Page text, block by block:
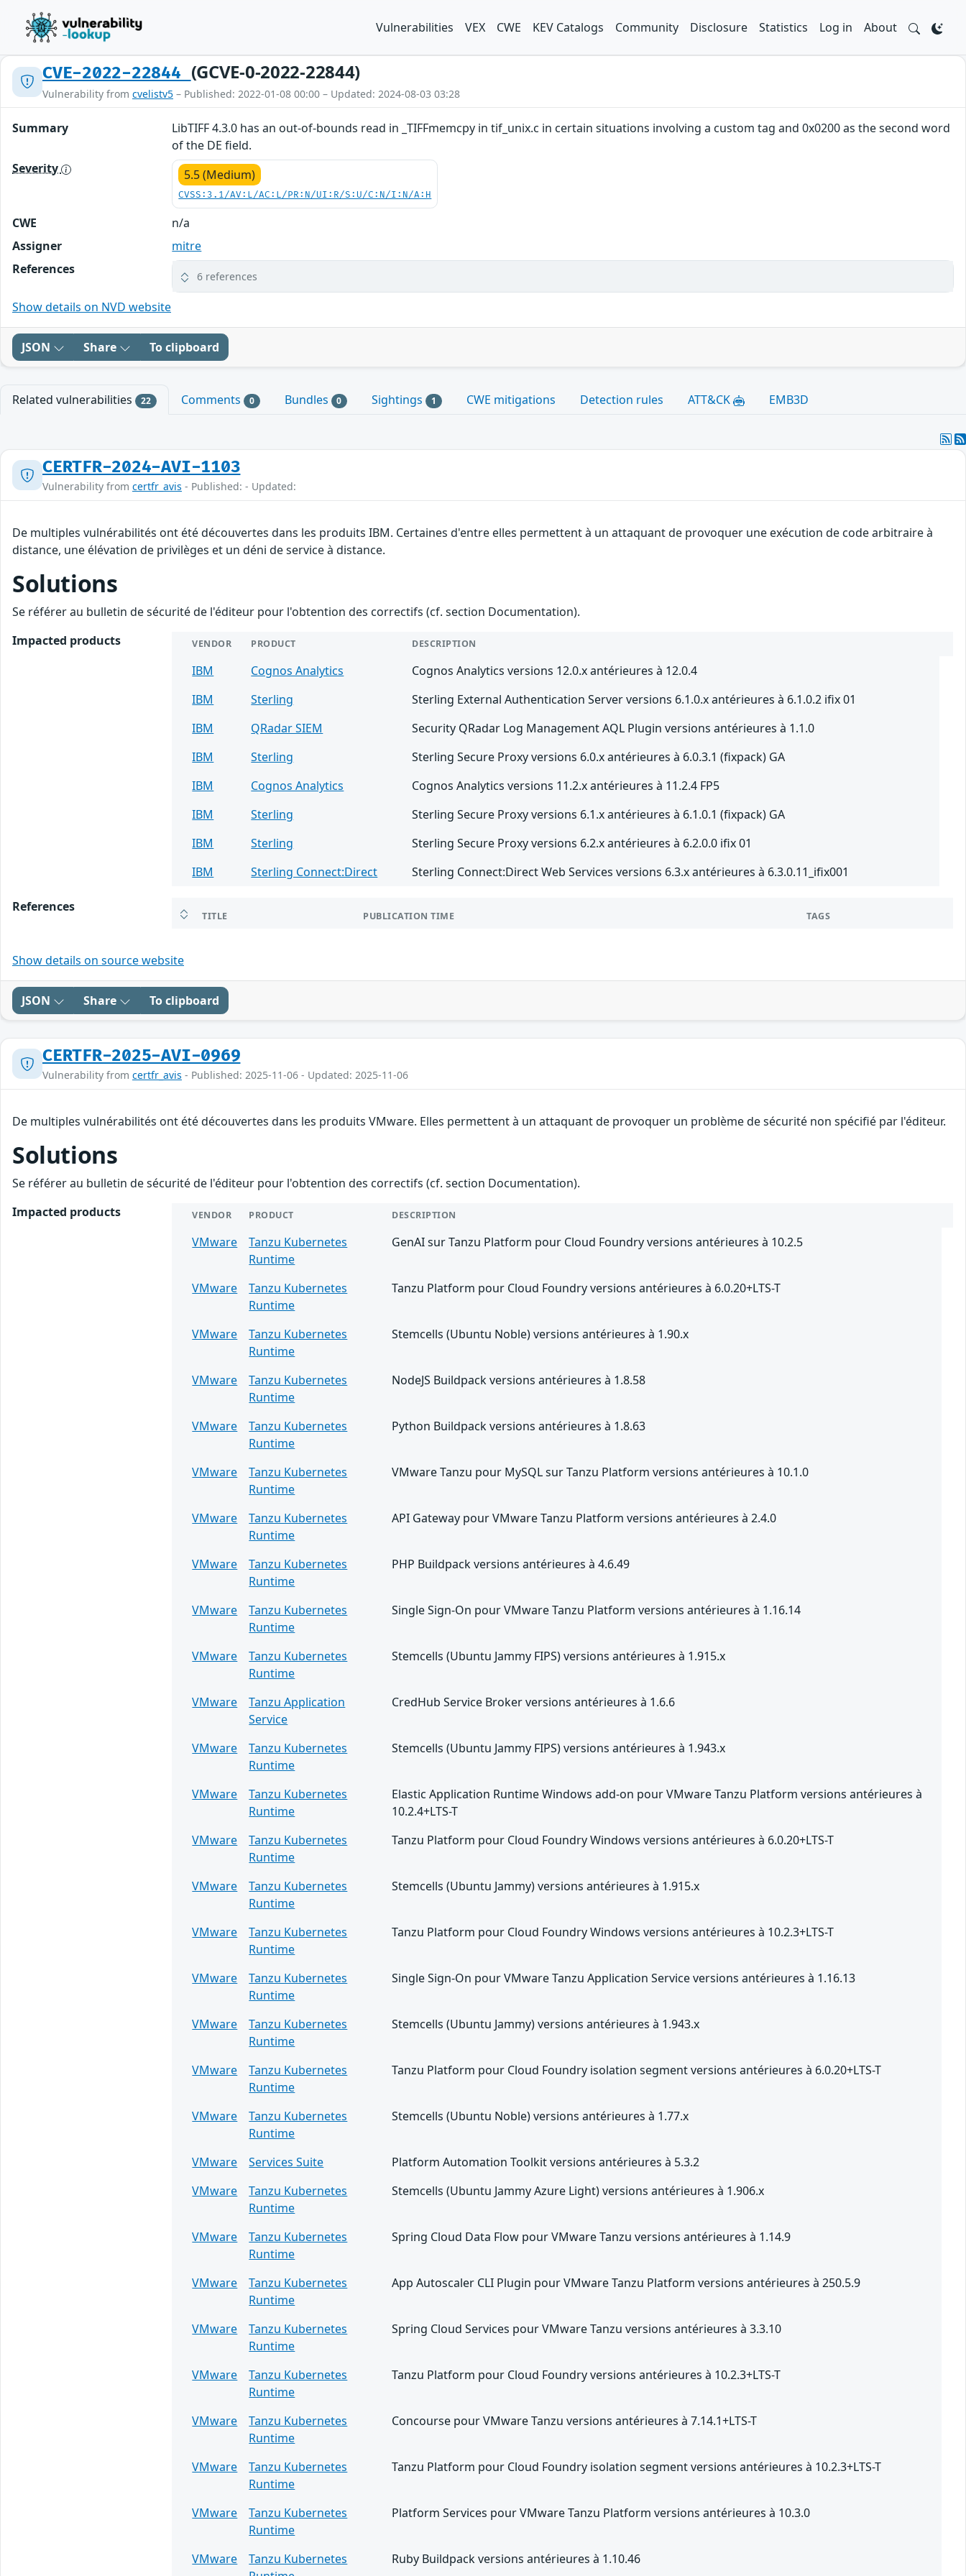
Vulnerabilities VEX CWE KEV Catalogs Community Disclosure Statistics Log in About
CVE-2022-22844 (GCVE-0-2022-22844)
Vulnerability from cvelistv5 – Published: 2022-01-08 00:00 – Updated: 2024-08-03 03:28
Summary
LibTIFF 4.3.0 has an out-of-bounds read in _TIFFmemcpy in tif_unix.c in certain situations involving a custom tag and 0x0200 as the second word
of the DE field.
Severity
5.5 (Medium)
CVSS:3.1/AV:L/AC:L/PR:N/UI:R/S:U/C:N/I:N/A:H
CWE
n/a
Assigner
mitre
References
6 references
Show details on NVD website
JSON Share To clipboard
Related vulnerabilities 22 Comments 0 Bundles 0 Sightings 1 CWE mitigations Detection rules ATT&CK EMB3D
CERTFR-2024-AVI-1103
Vulnerability from certfr_avis - Published: - Updated:
De multiples vulnérabilités ont été découvertes dans les produits IBM. Certaines d'entre elles permettent à un attaquant de provoquer une exécution de code arbitraire à
distance, une élévation de privilèges et un déni de service à distance.
Solutions
Se référer au bulletin de sécurité de l'éditeur pour l'obtention des correctifs (cf. section Documentation).
Impacted products
VENDOR PRODUCT DESCRIPTION
IBM Cognos Analytics
Cognos Analytics versions 12.0.x antérieures à 12.0.4
IBM
Sterling
Sterling External Authentication Server versions 6.1.0.x antérieures à 6.1.0.2 ifix 01
IBM
QRadar SIEM
Security QRadar Log Management AQL Plugin versions antérieures à 1.1.0
IBM
Sterling
Sterling Secure Proxy versions 6.0.x antérieures à 6.0.3.1 (fixpack) GA
IBM
Cognos Analytics
Cognos Analytics versions 11.2.x antérieures à 11.2.4 FP5
IBM
Sterling
Sterling Secure Proxy versions 6.1.x antérieures à 6.1.0.1 (fixpack) GA
IBM
Sterling
Sterling Secure Proxy versions 6.2.x antérieures à 6.2.0.0 ifix 01
IBM
Sterling Connect:Direct Sterling Connect:Direct Web Services versions 6.3.x antérieures à 6.3.0.11_ifix001
References
TITLE PUBLICATION TIME TAGS
Show details on source website
JSON Share To clipboard
CERTFR-2025-AVI-0969
Vulnerability from certfr_avis - Published: 2025-11-06 - Updated: 2025-11-06
De multiples vulnérabilités ont été découvertes dans les produits VMware. Elles permettent à un attaquant de provoquer un problème de sécurité non spécifié par l'éditeur.
Solutions
Se référer au bulletin de sécurité de l'éditeur pour l'obtention des correctifs (cf. section Documentation).
Impacted products
VENDOR PRODUCT DESCRIPTION
VMware
Tanzu Kubernetes
Runtime
GenAI sur Tanzu Platform pour Cloud Foundry versions antérieures à 10.2.5
VMware
Tanzu Kubernetes
Runtime
Tanzu Platform pour Cloud Foundry versions antérieures à 6.0.20+LTS-T
VMware
Tanzu Kubernetes
Runtime
Stemcells (Ubuntu Noble) versions antérieures à 1.90.x
VMware
Tanzu Kubernetes
Runtime
NodeJS Buildpack versions antérieures à 1.8.58
VMware
Tanzu Kubernetes
Runtime
Python Buildpack versions antérieures à 1.8.63
VMware
Tanzu Kubernetes
Runtime
VMware Tanzu pour MySQL sur Tanzu Platform versions antérieures à 10.1.0
VMware
Tanzu Kubernetes
Runtime
API Gateway pour VMware Tanzu Platform versions antérieures à 2.4.0
VMware
Tanzu Kubernetes
Runtime
PHP Buildpack versions antérieures à 4.6.49
VMware
Tanzu Kubernetes
Runtime
Single Sign-On pour VMware Tanzu Platform versions antérieures à 1.16.14
VMware
Tanzu Kubernetes
Runtime
Stemcells (Ubuntu Jammy FIPS) versions antérieures à 1.915.x
VMware
Tanzu Application
Service
CredHub Service Broker versions antérieures à 1.6.6
VMware
Tanzu Kubernetes
Runtime
Stemcells (Ubuntu Jammy FIPS) versions antérieures à 1.943.x
VMware
Tanzu Kubernetes
Runtime
Elastic Application Runtime Windows add-on pour VMware Tanzu Platform versions antérieures à
10.2.4+LTS-T
VMware
Tanzu Kubernetes
Runtime
Tanzu Platform pour Cloud Foundry Windows versions antérieures à 6.0.20+LTS-T
VMware
Tanzu Kubernetes
Runtime
Stemcells (Ubuntu Jammy) versions antérieures à 1.915.x
VMware
Tanzu Kubernetes
Runtime
Tanzu Platform pour Cloud Foundry Windows versions antérieures à 10.2.3+LTS-T
VMware
Tanzu Kubernetes
Runtime
Single Sign-On pour VMware Tanzu Application Service versions antérieures à 1.16.13
VMware
Tanzu Kubernetes
Runtime
Stemcells (Ubuntu Jammy) versions antérieures à 1.943.x
VMware
Tanzu Kubernetes
Runtime
Tanzu Platform pour Cloud Foundry isolation segment versions antérieures à 6.0.20+LTS-T
VMware
Tanzu Kubernetes
Runtime
Stemcells (Ubuntu Noble) versions antérieures à 1.77.x
VMware Services Suite
Platform Automation Toolkit versions antérieures à 5.3.2
VMware
Tanzu Kubernetes
Runtime
Stemcells (Ubuntu Jammy Azure Light) versions antérieures à 1.906.x
VMware
Tanzu Kubernetes
Runtime
Spring Cloud Data Flow pour VMware Tanzu versions antérieures à 1.14.9
VMware
Tanzu Kubernetes
Runtime
App Autoscaler CLI Plugin pour VMware Tanzu Platform versions antérieures à 250.5.9
VMware
Tanzu Kubernetes
Runtime
Spring Cloud Services pour VMware Tanzu versions antérieures à 3.3.10
VMware
Tanzu Kubernetes
Runtime
Tanzu Platform pour Cloud Foundry versions antérieures à 10.2.3+LTS-T
VMware
Tanzu Kubernetes
Runtime
Concourse pour VMware Tanzu versions antérieures à 7.14.1+LTS-T
VMware
Tanzu Kubernetes
Runtime
Tanzu Platform pour Cloud Foundry isolation segment versions antérieures à 10.2.3+LTS-T
VMware
Tanzu Kubernetes
Runtime
Platform Services pour VMware Tanzu Platform versions antérieures à 10.3.0
VMware
Tanzu Kubernetes
Ruby Buildpack versions antérieures à 1.10.46